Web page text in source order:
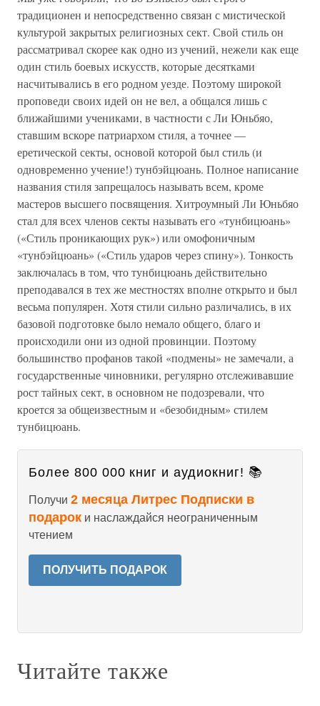
традиционен и непосредственно связан с мистической
культурой закрытых религиозных сект. Свой стиль он
рассматривал скорее как одно из учений, нежели как еще
один стиль боевых искусств, которые десятками
насчитывались в его родном уезде. Поэтому широкой
проповеди своих идей он не вел, а общался лишь с
ближайшими учениками, в частности с Ли Юньбяо,
ставшим вскоре патриархом стиля, а точнее —
еретической секты, основой которой был стиль (и
одновременно учение!) тунбэйцюань. Полное написание
названия стиля запрещалось называть всем, кроме
мастеров высшего посвящения. Хитроумный Ли Юньбяо
стал для всех членов секты называть его «тунбицюань»
(«Стиль проникающих рук») или омофоничным
«тунбэйцюань» («Стиль ударов через спину»). Тонкость
заключалась в том, что тунбицюань действительно
преподавался в тех же местностях вполне открыто и был
весьма популярен. Хотя стили сильно различались, в их
базовой подготовке было немало общего, благо и
происходили они из одной провинции. Поэтому
большинство профанов такой «подмены» не замечали, а
государственные чиновники, регулярно отслеживавшие
рост тайных сект, в основном не подозревали, что
кроется за общеизвестным и «безобидным» стилем
тунбицюань.
Более 800 000 книг и аудиокниг! 📚
Получи 2 месяца Литрес Подписки в
подарок и наслаждайся неограниченным
чтением
ПОЛУЧИТЬ ПОДАРОК
Читайте также